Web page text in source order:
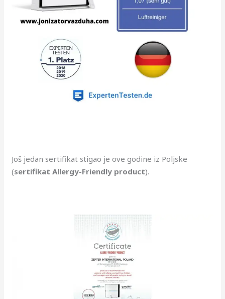
Još jedan sertifikat stigao je ove godine iz Poljske
(sertifikat Allergy-Friendly product).